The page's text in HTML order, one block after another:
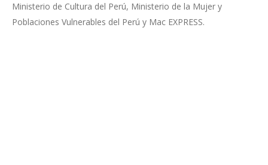
Ministerio de Cultura del Perú, Ministerio de la Mujer y
Poblaciones Vulnerables del Perú y Mac EXPRESS.